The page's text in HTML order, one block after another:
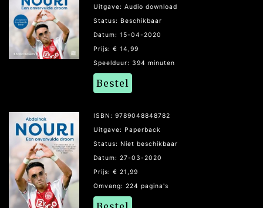
Uitgave: Audio download
Status: Beschikbaar
Datum: 15-04-2020
Prijs: € 14,99
Speelduur: 394 minuten
Bestel
ISBN: 9789048848782
Uitgave: Paperback
Status: Niet beschikbaar
Datum: 27-03-2020
Prijs: € 21,99
Omvang: 224 pagina's